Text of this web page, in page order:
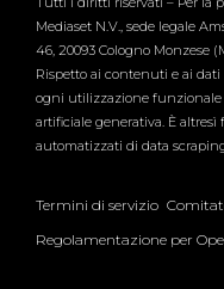
Mediaset N.V., sede legale
46, 20093 Cologno Monzese
Rispetto ai contenuti e ai dati
ogni utilizzazione
artificiale generativa. È
automatizzati di data
Termini di servizio
Regolamentazione per